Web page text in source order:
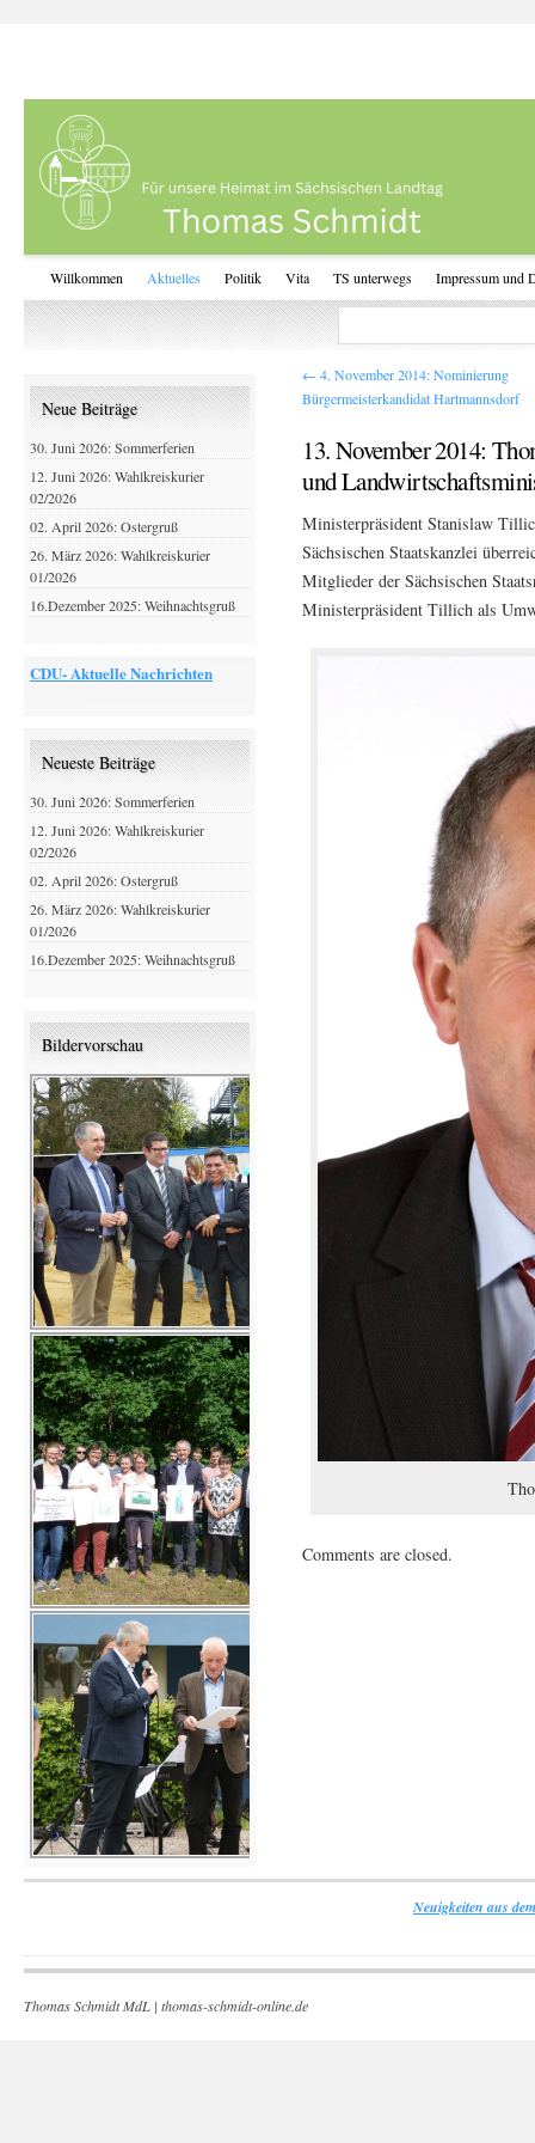
Willkommen Aktuelles Politik Vita TS unterwegs Impressum und
← 4. November 2014: Nominierung
Bürgermeisterkandidat Hartmannsdorf
13. November 2014:
und
Ministerpräsident Stanislaw
Sächsischen Staatskanzlei
Mitglieder der Sächsischen
Ministerpräsident Tillich als
Comments are closed.
Neue Beiträge
30. Juni 2026: Sommerferien
12. Juni 2026: Wahlkreiskurier
02/2026
02. April 2026: Ostergruß
26. März 2026: Wahlkreiskurier
01/2026
16.Dezember 2025: Weihnachtsgruß
CDU- Aktuelle Nachrichten
Neueste Beiträge
30. Juni 2026: Sommerferien
12. Juni 2026: Wahlkreiskurier
02/2026
02. April 2026: Ostergruß
26. März 2026: Wahlkreiskurier
01/2026
16.Dezember 2025: Weihnachtsgruß
Bildervorschau
Neuigkeiten aus
Thomas Schmidt MdL | thomas-schmidt-online.de